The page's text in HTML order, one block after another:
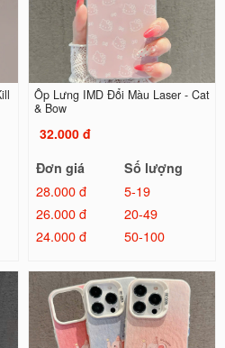
Ốp Lưng IMD Đổi Màu Laser - Cat
& Bow
32.000 đ
Đơn giá
Số lượng
28.000 đ
5-19
26.000 đ
20-49
24.000 đ
50-100